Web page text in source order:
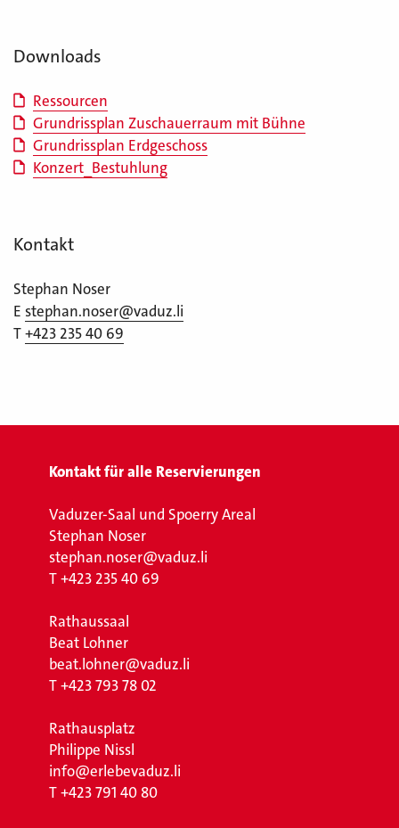
Downloads
Ressourcen
Grundrissplan Zuschauerraum mit Bühne
Grundrissplan Erdgeschoss
Konzert_Bestuhlung
Kontakt
Stephan Noser
E stephan.noser@vaduz.li
T+423 235 40 69
Kontakt für alle Reservierungen
Vaduzer-Saal und Spoerry Areal
Stephan Noser
stephan.noser@vaduz.li
T+423 235 40 69
Rathaussaal
Beat Lohner
beat.lohner@vaduz.li
T+423 793 78 02
Rathausplatz
Philippe Nissl
info@erlebevaduz.li
T+423 791 40 80